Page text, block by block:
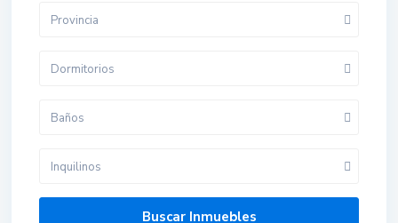
Provincia
Dormitorios
Baños
Inquilinos